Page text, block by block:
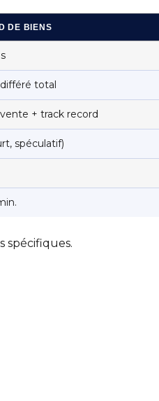
DE BIENS
total
+ track record
spéculatif)
spécifiques.